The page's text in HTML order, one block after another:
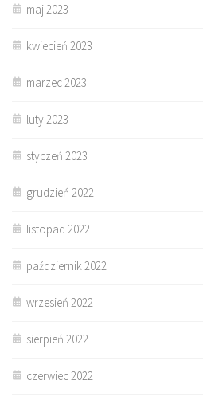
maj 2023
kwiecień 2023
marzec 2023
luty 2023
styczeń 2023
grudzień 2022
listopad 2022
październik 2022
wrzesień 2022
sierpień 2022
czerwiec 2022